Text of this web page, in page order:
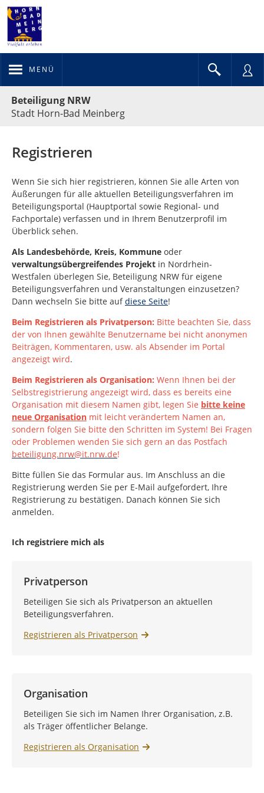
MENÜ
Beteiligung NRW
Stadt Horn-Bad Meinberg
Registrieren
Wenn Sie sich hier registrieren, können Sie alle Arten von
Äußerungen für alle aktuellen Beteiligungsverfahren im
Beteiligungsportal (Hauptportal sowie Regional- und
Fachportale) verfassen und in Ihrem Benutzerprofil im
Überblick sehen.
Als Landesbehörde, Kreis, Kommune oder
verwaltungsübergreifendes Projekt in Nordrhein-
Westfalen überlegen Sie, Beteiligung NRW für eigene
Beteiligungsverfahren und Veranstaltungen einzusetzen?
Dann wechseln Sie bitte aufdiese Seite!
Beim Registrieren als Privatperson: Bitte beachten Sie, dass
der von Ihnen gewählte Benutzername bei nicht anonymen
Beiträgen, Kommentaren, usw. als Absender im Portal
angezeigt wird.
Beim Registrieren als Organisation: Wenn Ihnen bei der
Selbstregistrierung angezeigt wird, dass es bereits eine
Organisation mit diesem Namen gibt, legen Sie bitte keine
neue Organisation mit leicht verändertem Namen an,
sondern folgen Sie bitte den Schritten im System! Bei Fragen
oder Problemen wenden Sie sich gern an das Postfach
beteiligung.nrw@it.nrw.de!
Bitte füllen Sie das Formular aus. Im Anschluss an die
Registrierung werden Sie per E-Mail aufgefordert, Ihre
Registrierung zu bestätigen. Danach können Sie sich
anmelden.
Ich registriere mich als
Privatperson
Beteiligen Sie sich als Privatperson an aktuellen
Beteiligungsverfahren.
Registrieren als Privatperson
Organisation
Beteiligen Sie sich im Namen Ihrer Organisation, z.B.
als Träger öffentlicher Belange.
Registrieren als Organisation